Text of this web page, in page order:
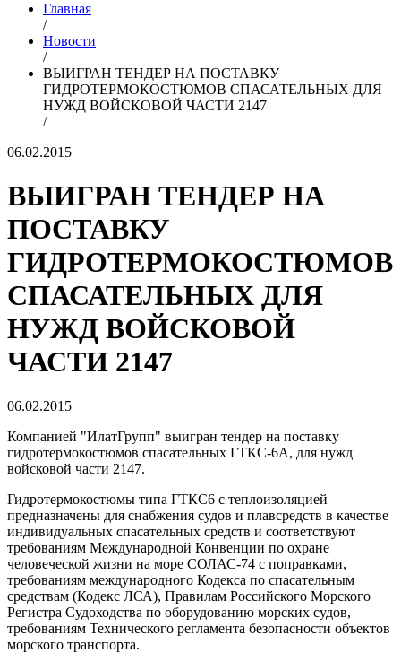
Главная
/
Новости
/
ВЫИГРАН ТЕНДЕР НА ПОСТАВКУ
ГИДРОТЕРМОКОСТЮМОВ СПАСАТЕЛЬНЫХ ДЛЯ
НУЖД ВОЙСКОВОЙ ЧАСТИ 2147
/
06.02.2015
ВЫИГРАН ТЕНДЕР НА
ПОСТАВКУ
ГИДРОТЕРМОКОСТЮМОВ
СПАСАТЕЛЬНЫХ ДЛЯ
НУЖД ВОЙСКОВОЙ
ЧАСТИ 2147
06.02.2015
Компанией "ИлатГрупп" выигран тендер на поставку
гидротермокостюмов спасательных ГТКС-6А, для нужд
войсковой части 2147.
Гидротермокостюмы типа ГТКС6 с теплоизоляцией
предназначены для снабжения судов и плавсредств в качестве
индивидуальных спасательных средств и соответствуют
требованиям Международной Конвенции по охране
человеческой жизни на море СОЛАС-74 с поправками,
требованиям международного Кодекса по спасательным
средствам (Кодекс ЛСА), Правилам Российского Морского
Регистра Судоходства по оборудованию морских судов,
требованиям Технического регламента безопасности объектов
морского транспорта.